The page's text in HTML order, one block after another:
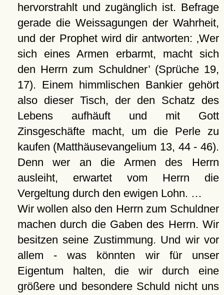
hervorstrahlt und zugänglich ist. Befrage
gerade die Weissagungen der Wahrheit,
und der Prophet wird dir antworten: Wer
sich eines Armen erbarmt, macht sich
den Herrn zum Schuldner(Sprüche 19,
17). Einem himmlischen Bankier gehört
also dieser Tisch, der den Schatz des
Lebens aufhäuft und mit Gott
Zinsgeschäfte macht, um die Perle zu
kaufen (Matthäusevangelium 13, 44 - 46).
Denn wer an die Armen des Herrn
ausleiht, erwartet vom Herrn die
Vergeltung durch den ewigen Lohn. …
Wir wollen also den Herrn zum Schuldner
machen durch die Gaben des Herrn. Wir
besitzen seine Zustimmung. Und wir vor
allem - was könnten wir für unser
Eigentum halten, die wir durch eine
größere und besondere Schuld nicht uns